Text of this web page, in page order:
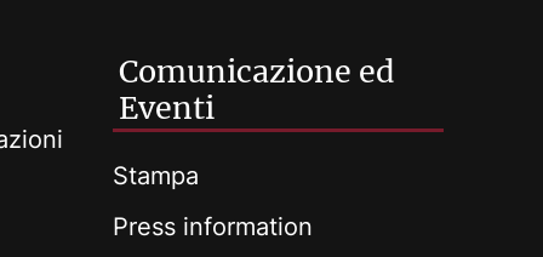
Comunicazione ed
Eventi
Stampa
Press information